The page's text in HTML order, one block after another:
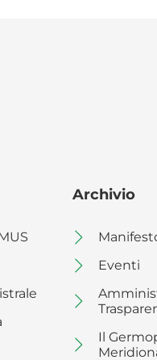
Archivio
Eventi
Il